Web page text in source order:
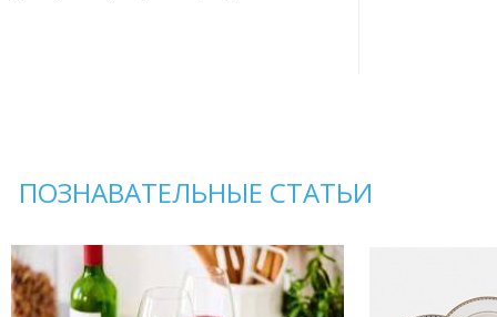
ПОЗНАВАТЕЛЬНЫЕ СТАТЬИ